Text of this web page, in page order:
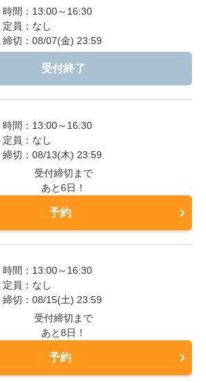
時間：13:00～16:30
定員：なし
締切：08/07(金) 23:59
受付終了
時間：13:00～16:30
定員：なし
締切：08/13(木) 23:59
受付締切まで
あと6日！
予約
時間：13:00～16:30
定員：なし
締切：08/15(土) 23:59
受付締切まで
あと8日！
予約